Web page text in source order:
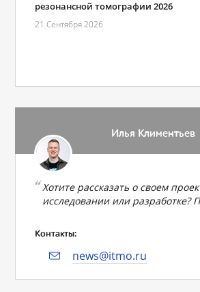
резонансной томографии 2026
21 Сентября 2026
Илья Климентьев
Хотите рассказать о своем
исследовании или разработке?
Контакты:
news@itmo.ru